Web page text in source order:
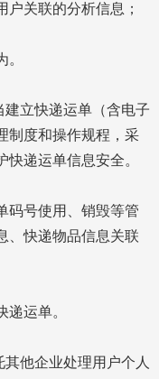
户关联的分析信息；
立快递运单（含电子
制度和操作规程，采
递运单信息安全。
码号使用、销毁等管
、快递物品信息关联
递运单。
他企业处理用户个人